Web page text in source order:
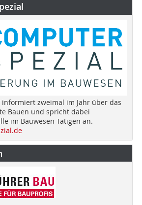
informiert zweimal im Jahr über das
Bauen und spricht dabei
im Bauwesen Tätigen an.